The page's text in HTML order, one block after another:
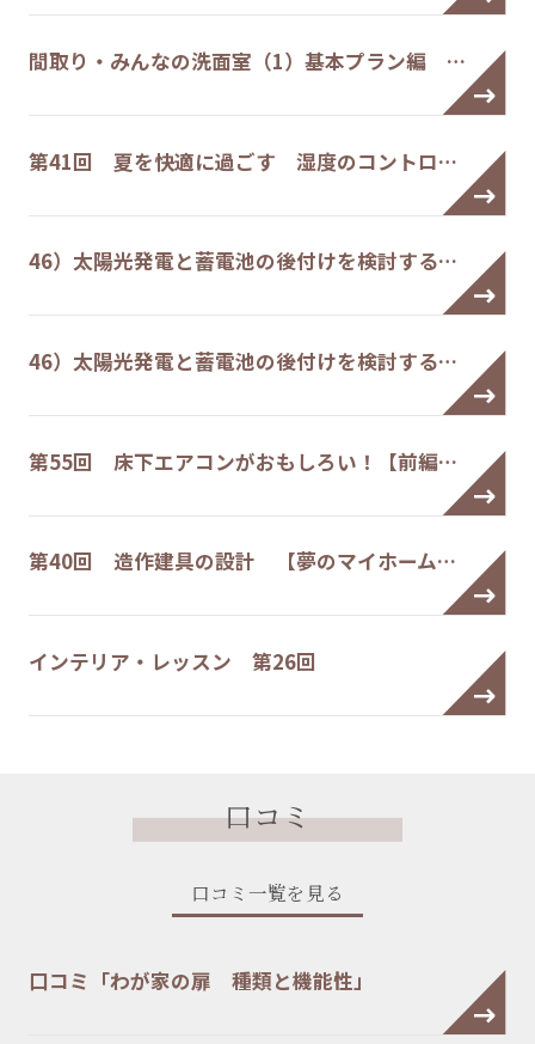
間取り・みんなの洗面室（1）基本プラン編 …
第41回 夏を快適に過ごす 湿度のコントロ…
46）太陽光発電と蓄電池の後付けを検討する…
46）太陽光発電と蓄電池の後付けを検討する…
第55回 床下エアコンがおもしろい！【前編…
第40回 造作建具の設計 【夢のマイホーム…
インテリア・レッスン 第26回
口コミ
口コミ一覧を見る
口コミ「わが家の扉 種類と機能性」